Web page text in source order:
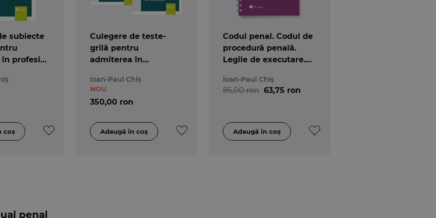
subiecte
profesia
Culegere de teste-
grilă pentru
admiterea în
avocatură. Ediția a 7-a
Ioan-Paul Chiș
350,00 ron
NOU
Codul penal. Codul de
procedură penală.
Legile de executare.
octombrie 2025 -
Spiralat
Ioan-Paul Chiș
85,00 ron 63,75 ron
penal